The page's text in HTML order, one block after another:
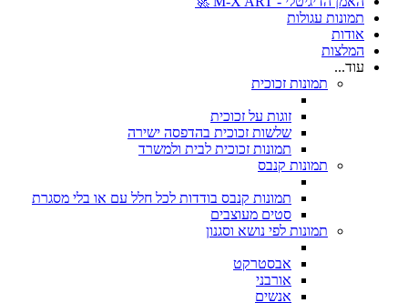
תמונות עגולות
אודות
המלצות
עוד...
תמונות זכוכית
זוגות על זכוכית
שלשות זכוכית בהדפסה ישירה
תמונות זכוכית לבית ולמשרד
תמונות קנבס
תמונות קנבס בודדות לכל חלל עם או בלי מסגרת
סטים מעוצבים
תמונות לפי נושא וסגנון
אבסטרקט
אורבני
אנשים